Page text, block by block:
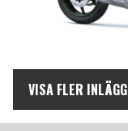
VISA FLER INLÄGG